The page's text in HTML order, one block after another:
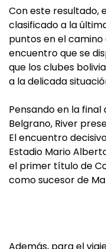
Con este resultado,
clasificado a la
puntos en el
encuentro que se
que los clubes
a la delicada
Pensando en la
Belgrano, River
El encuentro
Estadio Mario
el primer título de
como sucesor de